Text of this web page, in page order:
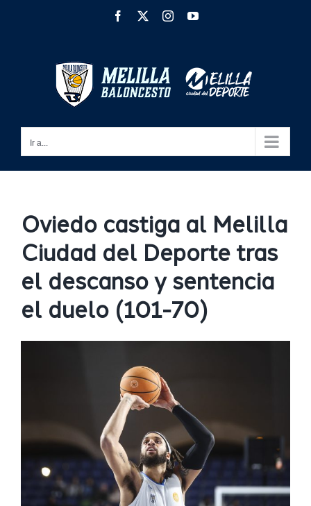
Facebook InstagramYouTube
Ir a...
Oviedo castiga al Melilla
Ciudad del Deporte tras
el descanso y sentencia
el duelo (101-70)